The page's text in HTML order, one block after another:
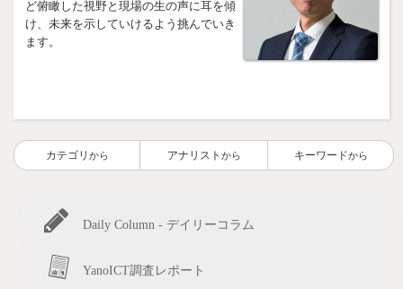
ど俯瞰した視野と現場の生の声に耳を傾
け、未来を示していけるよう挑んでいき
ます。
カテゴリ から アナリスト から キーワードから
Daily Column - デイリーコラム
YanoICT調査レポート